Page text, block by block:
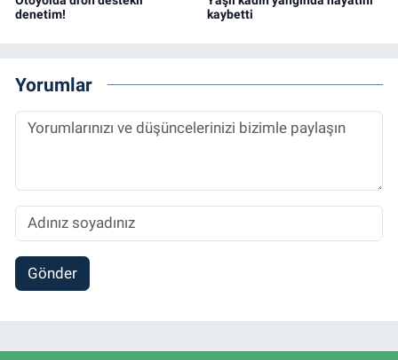
denetim!
kaybetti
Yorumlar
Gönder